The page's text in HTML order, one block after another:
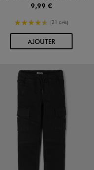
9,99 €
4.5/5 de moyenne
(21 avis)
AJOUTERAU PANIER